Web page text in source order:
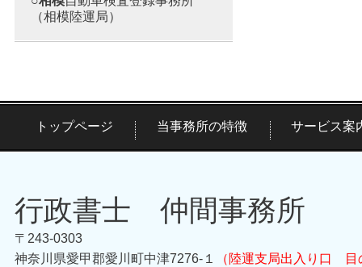
（相模陸運局）
トップページ 当事務所の特徴 サービス案
行政書士 仲間事務所
〒243-0303
神奈川県愛甲郡愛川町中津7276-１
（陸運支局出入り口 目